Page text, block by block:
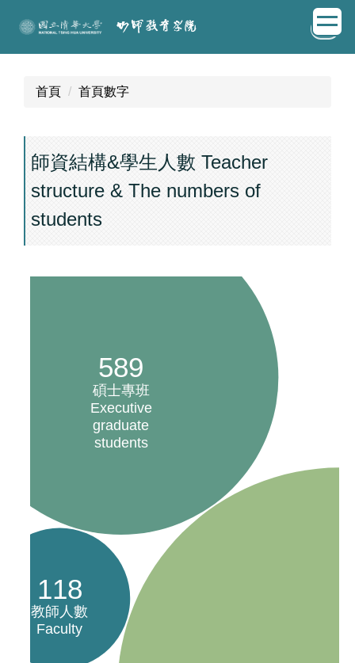
到
EN
首頁 首頁數字
師資結構&學生人數 Teacher
structure & The numbers of
students
589
碩士專班
Executive
graduate
students
118
教師人數
Faculty